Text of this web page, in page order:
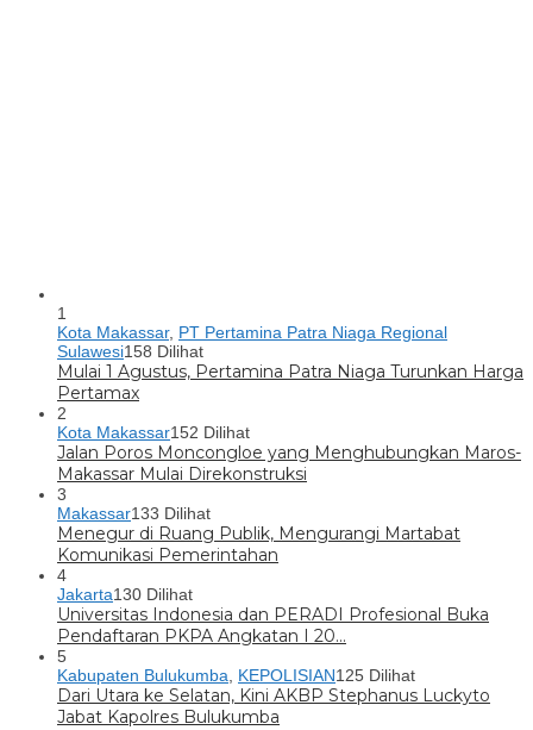
1
Kota Makassar, PT Pertamina Patra Niaga Regional
Sulawesi158 Dilihat
Mulai 1 Agustus, Pertamina Patra Niaga Turunkan Harga
Pertamax
2
Kota Makassar152 Dilihat
Jalan Poros Moncongloe yang Menghubungkan Maros-
Makassar Mulai Direkonstruksi
3
Makassar133 Dilihat
Menegur di Ruang Publik, Mengurangi Martabat
Komunikasi Pemerintahan
4
Jakarta130 Dilihat
Universitas Indonesia dan PERADI Profesional Buka
Pendaftaran PKPA Angkatan I 20…
5
Kabupaten Bulukumba
KEPOLISIAN125 Dilihat
Dari Utara ke Selatan, Kini AKBP Stephanus Luckyto
Jabat Kapolres Bulukumba